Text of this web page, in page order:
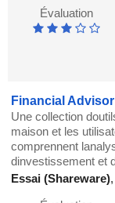
Évaluation
Financial
Une collection
maison et les
comprennent
dinvestissement et
Essai (Shareware)